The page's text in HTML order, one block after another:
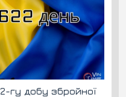
гу добу збройної